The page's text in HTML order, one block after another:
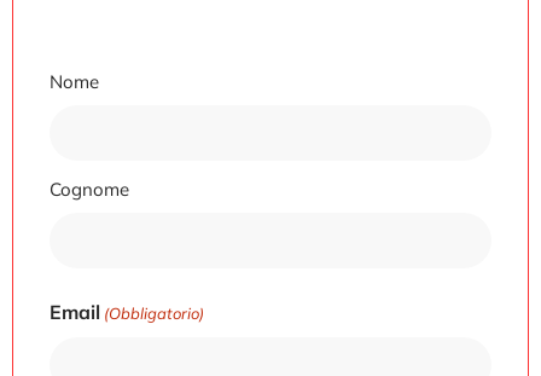
Nome
Nome
Cognome
Email (Obbligatorio)